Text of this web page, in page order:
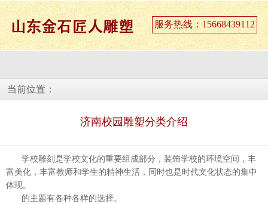
服务热线：15668439112
当前位置：
济南校园雕塑分类介绍
学校雕刻是学校文化的重要组成部分，装饰学校的环境空间，丰
富美化，丰富教师和学生的精神生活，同时也是时代文化状态的集中
体现。
的主题有各种各样的选择。